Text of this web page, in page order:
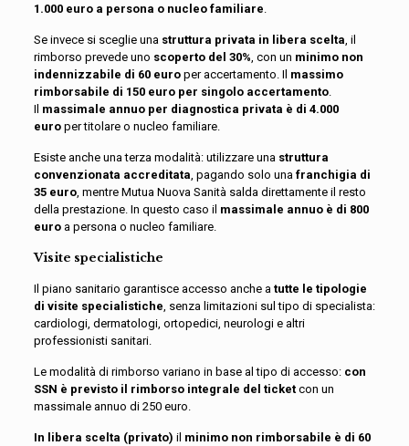
1.000 euro a persona o nucleo familiare.
Se invece si sceglie una struttura privata in libera scelta, il
rimborso prevede uno scoperto del 30%, con un minimo non
indennizzabile di 60 euro per accertamento. Il massimo
rimborsabile di 150 euro per singolo accertamento.
Il massimale annuo per diagnostica privata è di 4.000
europer titolare o nucleo familiare.
Esiste anche una terza modalità: utilizzare una struttura
convenzionata accreditata, pagando solo una franchigia di
35 euro, mentre Mutua Nuova Sanità salda direttamente il resto
della prestazione. In questo caso il massimale annuo è di 800
euroa persona o nucleo familiare.
Visite specialistiche
Il piano sanitario garantisce accesso anche a tutte le tipologie
di visite specialistiche, senza limitazioni sul tipo di specialista:
cardiologi, dermatologi, ortopedici, neurologi e altri
professionisti sanitari.
Le modalità di rimborso variano in base al tipo di accesso: con
SSN è previsto il rimborso integrale del ticketcon un
massimale annuo di 250 euro.
In libera scelta (privato) il minimo non rimborsabile è di 60